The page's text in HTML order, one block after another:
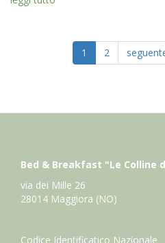
1 2
Bed & Breakfast "Le Colline
via dei Mille 26
28014 Maggiora (NO)
Codice Identificatico Nazionale